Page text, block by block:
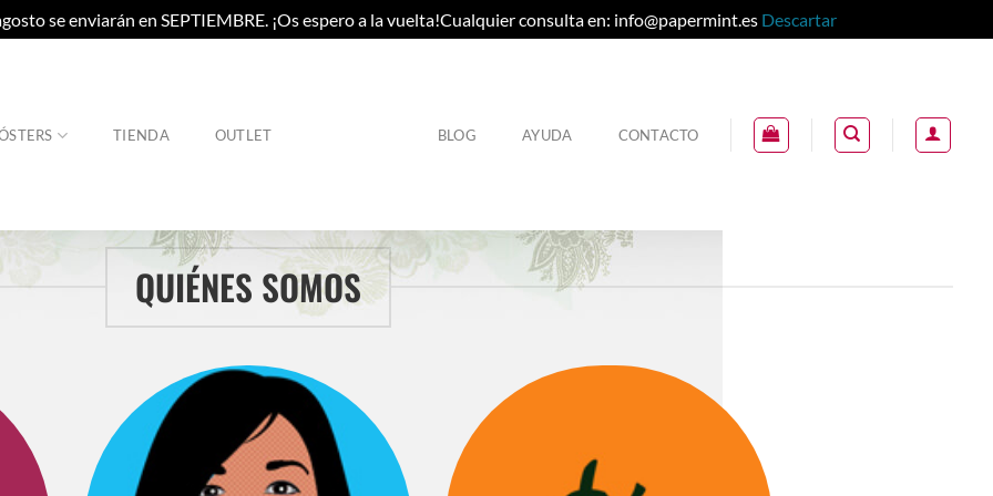
se enviarán en SEPTIEMBRE. ¡Os espero a la vuelta!Cualquier consulta en: info@papermint.es Descartar
TIENDA OUTLET BLOG AYUDA CONTACTO
QUIÉNES SOMOS